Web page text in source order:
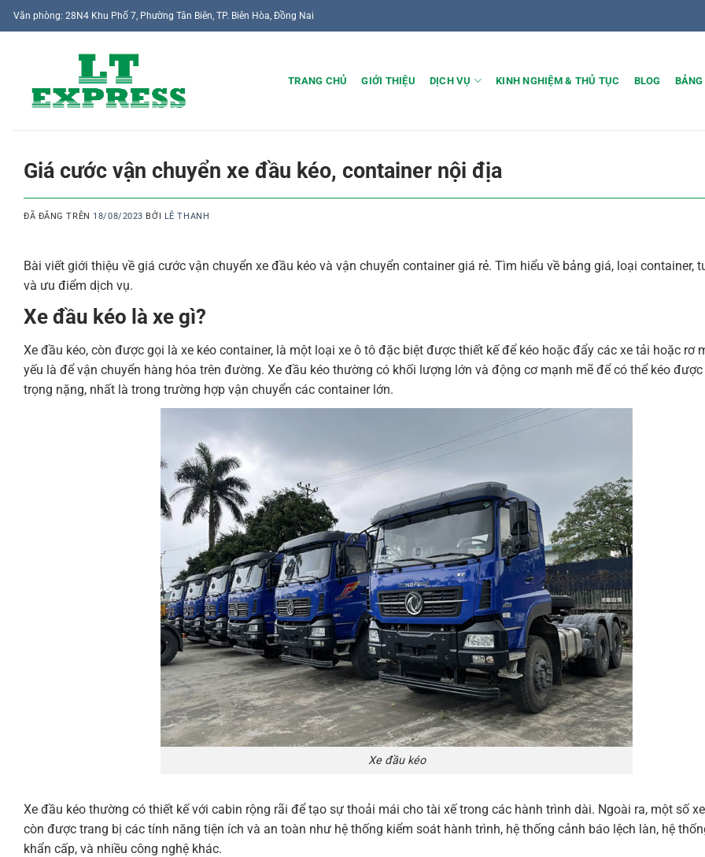
Chuyển
đến
Văn phòng: 28N4 Khu Phố 7, Phường Tân Biên, TP. Biên Hòa, Đồng Nai
TRANG CHỦ GIỚI THIỆU DỊCH VỤ KINH NGHIỆM & THỦ TỤC BLOG
Giá cước vận chuyển xe đầu kéo, container nội địa
ĐÃ ĐĂNG TRÊN 18/08/2023 BỞI LÊ THANH
Bài viết giới thiệu về giá cước vận chuyển xe đầu kéo và vận chuyển container giá rẻ. Tìm hiểu về bảng giá, loại container,
và ưu điểm dịch vụ.
Xe đầu kéo là xe gì?
Xe đầu kéo, còn được gọi là xe kéo container, là một loại xe ô tô đặc biệt được thiết kế để kéo hoặc đẩy các xe tải hoặc rơ
yếu là để vận chuyển hàng hóa trên đường. Xe đầu kéo thường có khối lượng lớn và động cơ mạnh mẽ để có thể kéo
trọng nặng, nhất là trong trường hợp vận chuyển các container lớn.
Xe đầu kéo
Xe đầu kéo thường có thiết kế với cabin rộng rãi để tạo sự thoải mái cho tài xế trong các hành trình dài. Ngoài ra, một số
còn được trang bị các tính năng tiện ích và an toàn như hệ thống kiểm soát hành trình, hệ thống cảnh báo lệch làn, hệ
khẩn cấp, và nhiều công nghệ khác.